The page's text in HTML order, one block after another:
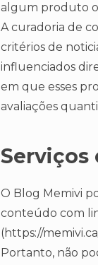
algum produto
A curadoria de
critérios de
influenciados
em que esses
avaliações
Serviços
O Blog Memivi
conteúdo com
(https://
Portanto, não